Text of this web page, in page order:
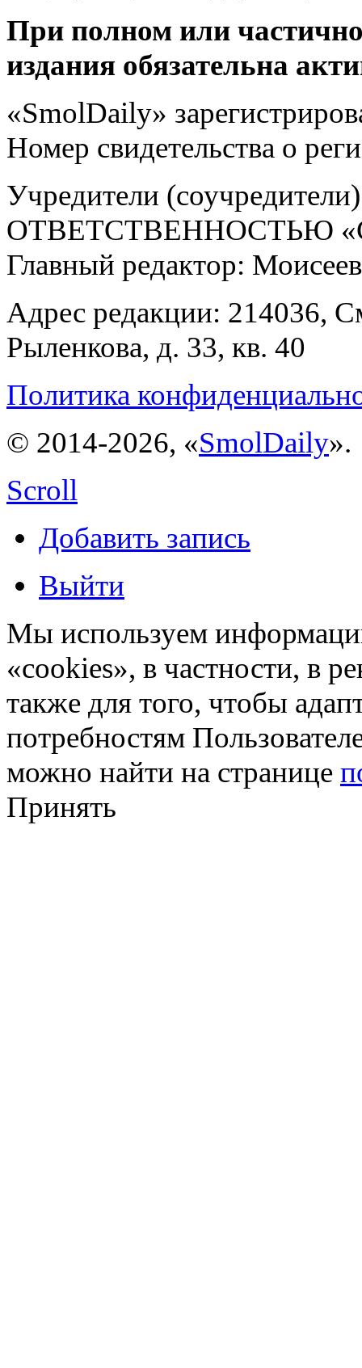
При полном или
издания обязательна
«SmolDaily»
Номер свидетельства о
Учредители
ОТВЕТСТВЕННОСТЬЮ
Главный редактор:
Адрес редакции: 214036,
Рыленкова, д. 33, кв. 40
Политика
© 2014-2026, «SmolDaily».
Scroll
Добавить запись
Выйти
Мы используем
«cookies», в частности, в
также для того, чтобы
потребностям
можно найти на странице
Принять